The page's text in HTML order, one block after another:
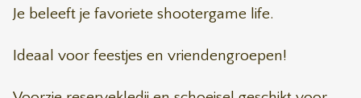
Je beleeft je favoriete shootergame life.
Ideaal voor feestjes en vriendengroepen!